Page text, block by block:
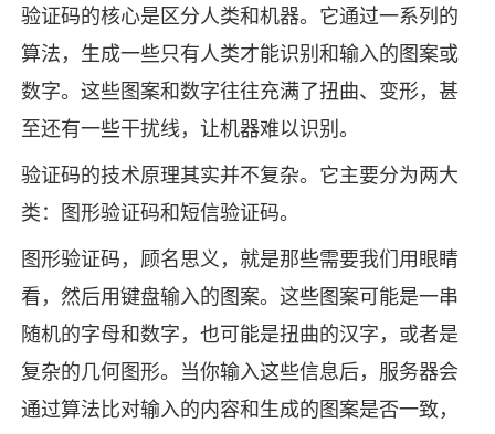
验证码的核心是区分人类和机器。它通过一系列的
算法，生成一些只有人类才能识别和输入的图案或
数字。这些图案和数字往往充满了扭曲、变形，甚
至还有一些干扰线，让机器难以识别。
验证码的技术原理其实并不复杂。它主要分为两大
类：图形验证码和短信验证码。
图形验证码，顾名思义，就是那些需要我们用眼睛
看，然后用键盘输入的图案。这些图案可能是一串
随机的字母和数字，也可能是扭曲的汉字，或者是
复杂的几何图形。当你输入这些信息后，服务器会
通过算法比对输入的内容和生成的图案是否一致，